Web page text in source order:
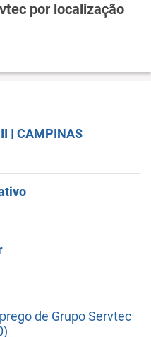
por localização
| CAMPINAS
de Grupo Servtec